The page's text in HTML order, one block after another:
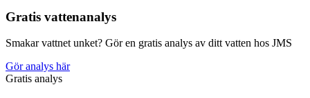
Gratis vattenanalys
Smakar vattnet unket? Gör en gratis analys av ditt vatten hos JMS
Gör analys här
Gratis analys